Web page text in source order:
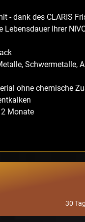
- dank des CLARIS
Ihrer
Schwermetalle,
ohne chemische
Monate
30